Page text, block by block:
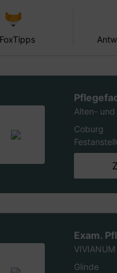
Alten- und
Coburg
Exam.
Glinde